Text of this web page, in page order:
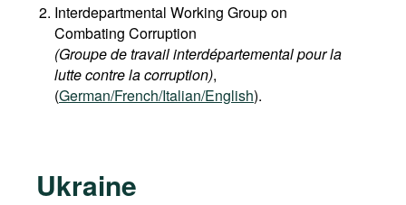
Interdepartmental Working Group on
Combating Corruption
(Groupe de travail interdépartemental pour la
lutte contre la corruption),
(German/French/Italian/English).
Ukraine